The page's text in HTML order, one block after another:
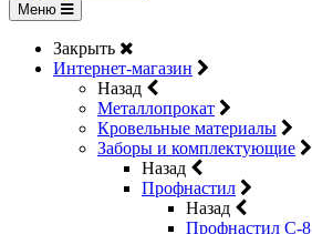
Меню
Закрыть
Интернет-магазин
Назад
Металлопрокат
Кровельные материалы
Заборы и комплектующие
Назад
Профнастил
Назад
Профнастил С-8